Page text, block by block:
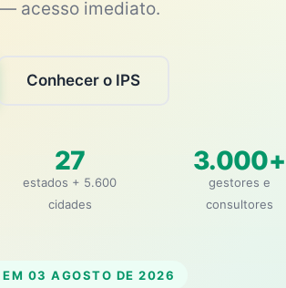
acesso imediato.
Conhecer o IPS
27
estados + 5.600
cidades
3.000+
gestores e
consultores
03 AGOSTO DE 2026